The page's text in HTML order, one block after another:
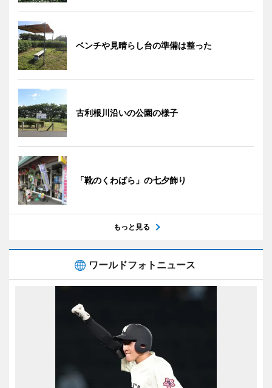
ベンチや見晴らし台の準備は整った
古利根川沿いの公園の様子
「靴のくわばら」の七夕飾り
もっと見る
ワールドフォトニュース